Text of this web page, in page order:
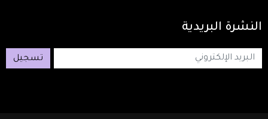
النشرة البريدية
تسجيل